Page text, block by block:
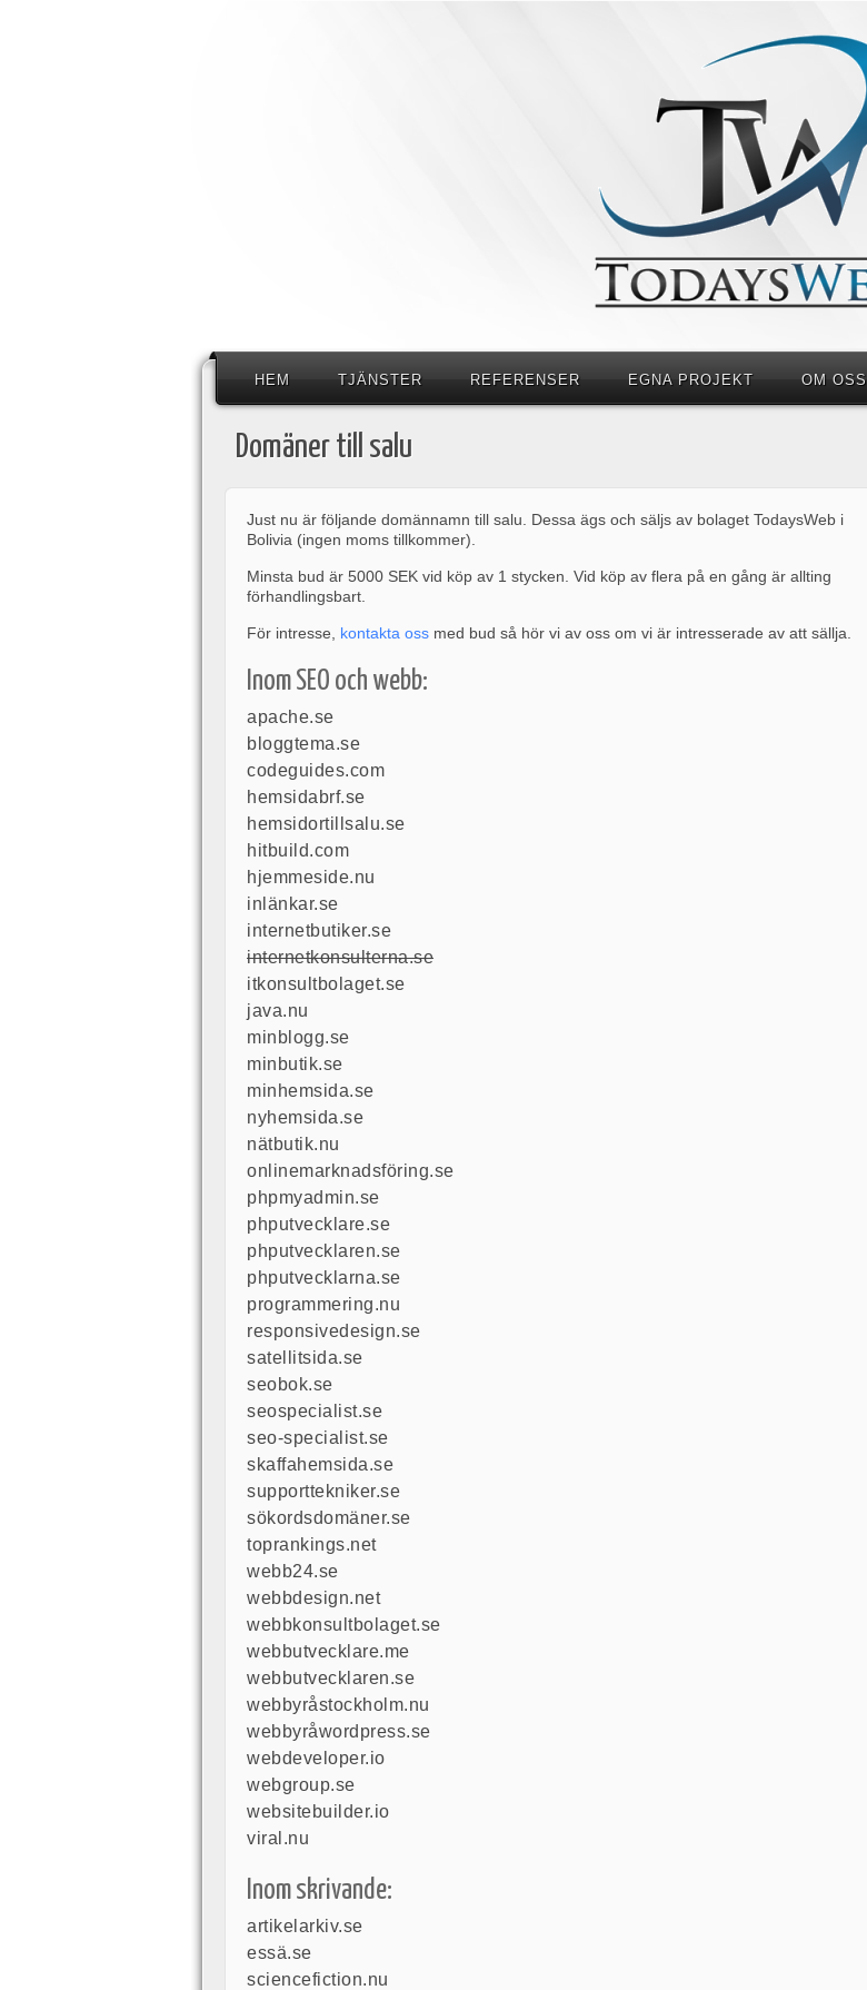
HEM TJÄNSTER REFERENSER EGNA PROJEKT OM OSS
Domäner till salu
Just nu är följande domännamn till salu. Dessa ägs och säljs av bolaget TodaysWeb i
Bolivia (ingen moms tillkommer).
Minsta bud är 5000 SEK vid köp av 1 stycken. Vid köp av flera på en gång är allting
förhandlingsbart.
För intresse, kontakta oss med bud så hör vi av oss om vi är intresserade av att sällja.
Inom SEO och webb:
apache.se
bloggtema.se
codeguides.com
hemsidabrf.se
hemsidortillsalu.se
hitbuild.com
hjemmeside.nu
inlänkar.se
internetbutiker.se
internetkonsulterna.se
itkonsultbolaget.se
java.nu
minblogg.se
minbutik.se
minhemsida.se
nyhemsida.se
nätbutik.nu
onlinemarknadsföring.se
phpmyadmin.se
phputvecklare.se
phputvecklaren.se
phputvecklarna.se
programmering.nu
responsivedesign.se
satellitsida.se
seobok.se
seospecialist.se
seo-specialist.se
skaffahemsida.se
supporttekniker.se
sökordsdomäner.se
toprankings.net
webb24.se
webbdesign.net
webbkonsultbolaget.se
webbutvecklare.me
webbutvecklaren.se
webbyråstockholm.nu
webbyråwordpress.se
webdeveloper.io
webgroup.se
websitebuilder.io
viral.nu
Inom skrivande:
artikelarkiv.se
essä.se
sciencefiction.nu